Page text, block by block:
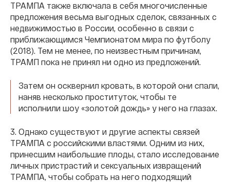
ТРАМПА также включала в себя многочисленные
предложения весьма выгодных сделок, связанных с
недвижимостью в России, особенно в связи с
приближающимся Чемпионатом мира по футболу
(2018). Тем не менее, по неизвестным причинам,
ТРАМП пока не принял ни одно из предложений.
Затем он осквернил кровать, в которой они спали,
наняв несколько проституток, чтобы те
исполнили шоу «золотой дождь» у него на глазах.
3. Однако существуют и другие аспекты связей
ТРАМПА с российскими властями. Одним из них,
принесшим наибольшие плоды, стало исследование
личных пристрастий и сексуальных извращений
ТРАМПА, чтобы собрать на него подходящий